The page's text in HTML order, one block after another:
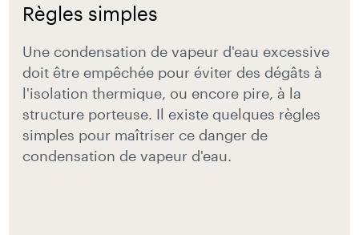
Règles simples
Une condensation de vapeur d'eau excessive
doit être empêchée pour éviter des dégâts à
l'isolation thermique, ou encore pire, à la
structure porteuse. Il existe quelques règles
simples pour maîtriser ce danger de
condensation de vapeur d'eau.